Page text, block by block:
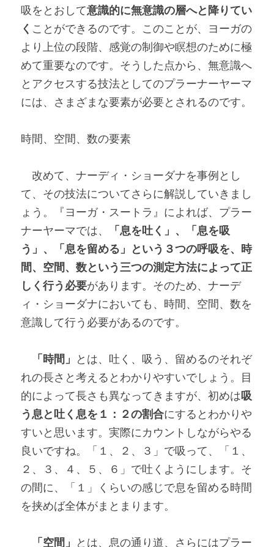
吸をとおして意識的に無意識の層へと降りてい
く ことができるのです。このことが、ヨーガの
より上位の段階、感覚の制御や瞑想のために極
めて重要なのです。そうした点から、無意識へ
とアクセスする技法としてのプラーナーヤーマ
には、さまざまな要素が必要とされるのです。
時間、空間、数の要素
改めて、ナーディ・ショーダナを事例とし
て、その技法についてさらに解説していきまし
ょう。『ヨーガ・スートラ』によれば、プラー
ナーヤーマでは、
「息を吐く」、「息を吸
う」、「息を留める」という３つの呼吸を、時
間、空間、数という三つの測定方法によって正
しく行う必要があります。そのため、ナーデ
ィ・ショーダナにおいても、時間、空間、数を
意識して行う必要があるのです。
「時間」 とは、吐く、吸う、留めるのそれぞ
れの長さと考えるとわかりやすいでしょう。目
的によって長さも異なってきますが、初めは吸
う息と吐く息を１：２の割合にするとわかりや
すいと思います。実際にカウントしながらやる
良いですね。「１、２、３」で吸って、「１、
２、３、４、５、６」で吐くようにします。そ
の間に、「１」くらいの感じで息を留める時間
を挟めば全体がまとまります。
「空間」 とは、息の通り道、さらにはプラー